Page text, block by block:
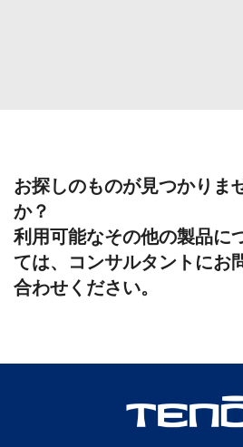
お探しのものが見つかりま
か？
利用可能なその他の製品に
ては、コンサルタントにお
合わせください。